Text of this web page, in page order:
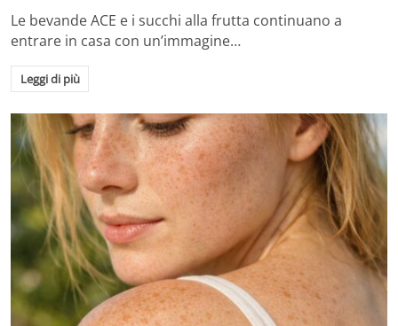
Le bevande ACE e i succhi alla frutta continuano a
entrare in casa con un’immagine…
Leggi di più